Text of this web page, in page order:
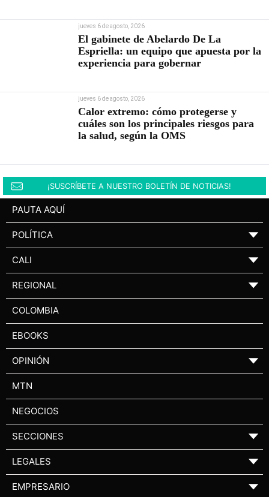
jueves 6 de agosto, 2026
El gabinete de Abelardo De La
Espriella: un equipo que apuesta por la
experiencia para gobernar
jueves 6 de agosto, 2026
Calor extremo: cómo protegerse y
cuáles son los principales riesgos para
la salud, según la OMS
¡SUSCRÍBETE A NUESTRO BOLETÍN DE NOTICIAS!
PAUTA AQUÍ
POLÍTICA ▼
CALI ▼
REGIONAL ▼
COLOMBIA
EBOOKS
OPINIÓN ▼
MTN
NEGOCIOS
SECCIONES ▼
LEGALES ▼
EMPRESARIO ▼